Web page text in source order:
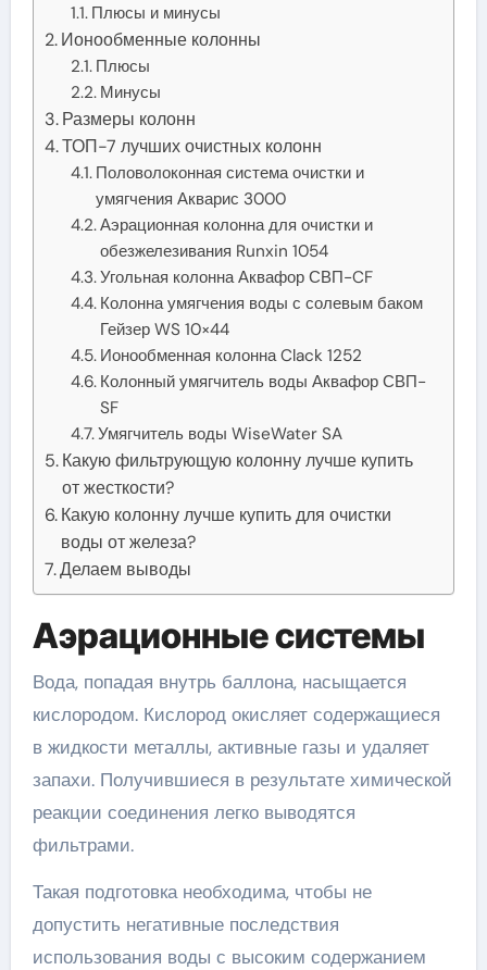
Плюсы и минусы
Ионообменные колонны
Плюсы
Минусы
Размеры колонн
ТОП-7 лучших очистных колонн
Половолоконная система очистки и
умягчения Акварис 3000
Аэрационная колонна для очистки и
обезжелезивания Runxin 1054
Угольная колонна Аквафор СВП-CF
Колонна умягчения воды с солевым баком
Гейзер WS 10×44
Ионообменная колонна Clack 1252
Колонный умягчитель воды Аквафор СВП-
SF
Умягчитель воды WiseWater SA
Какую фильтрующую колонну лучше купить
от жесткости?
Какую колонну лучше купить для очистки
воды от железа?
Делаем выводы
Аэрационные системы
Вода, попадая внутрь баллона, насыщается
кислородом. Кислород окисляет содержащиеся
в жидкости металлы, активные газы и удаляет
запахи. Получившиеся в результате химической
реакции соединения легко выводятся
фильтрами.
Такая подготовка необходима, чтобы не
допустить негативные последствия
использования воды с высоким содержанием